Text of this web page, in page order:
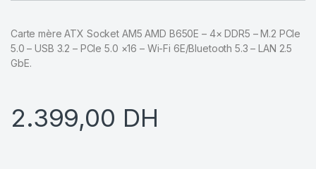
Carte mère ATX Socket AM5 AMD B650E – 4× DDR5 – M.2 PCIe
5.0 – USB 3.2 – PCIe 5.0 ×16 – Wi-Fi 6E/Bluetooth 5.3 – LAN 2.5
GbE.
2.399,00 DH